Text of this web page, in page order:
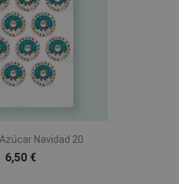
Navidad 20
6,50 €